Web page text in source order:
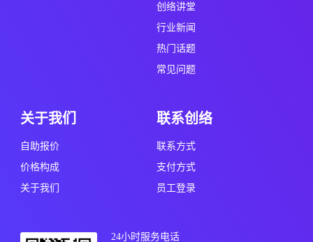
创络讲堂
行业新闻
热门话题
常见问题
关于我们
自助报价
价格构成
关于我们
联系创络
联系方式
支付方式
员工登录
24小时服务电话